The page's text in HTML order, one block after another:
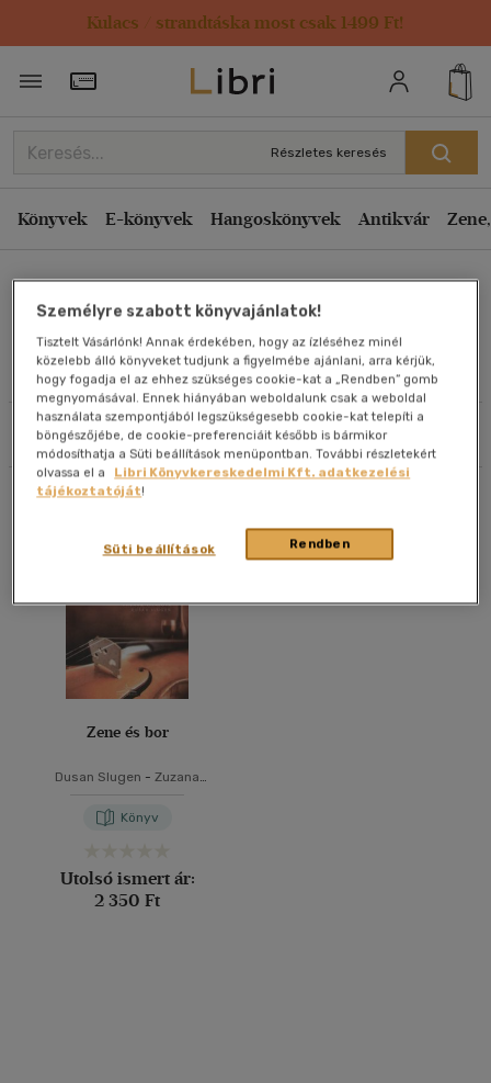
Kulacs / strandtáska most csak 1499 Ft!
Törzsvásárlói Kártya adatai
Részletes keresés
Könyvek E-könyvek Hangoskönyvek Antikvár
Művei
Szűrés Rendezés
Rendezés
Kiadás éve szerint csökkenő
Ár szerint csökkenő
Eladott darabszám szerint csökkenő
Eladott darabszám szerint növekvő
Cím szerint A-Z
Szerző szerint A-Z
Megjelenítés
20 db / oldal
Alkalmaz
Zene és bor
Dusan Slugen - Zuzana
Könyv
Utolsó ismert ár:
2 350 Ft
Személyre szabott könyvajánlatok!
Tisztelt Vásárlónk! Annak érdekében, hogy az ízléséhez minél
közelebb álló könyveket tudjunk a figyelmébe ajánlani, arra kérjük,
hogy fogadja el az ehhez szükséges cookie-kat a „Rendben” gomb
megnyomásával. Ennek hiányában weboldalunk csak a weboldal
használata szempontjából legszükségesebb cookie-kat telepíti a
böngészőjébe, de cookie-preferenciáit később is bármikor
módosíthatja a Süti beállítások menüpontban. További részletekért
olvassa el a
Libri Könyvkereskedelmi Kft. adatkezelési
tájékoztatóját!
Rendben
Süti beállítások